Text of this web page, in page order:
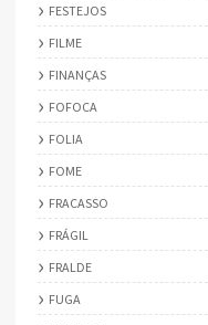
FESTEJOS
FILME
FINANÇAS
FOFOCA
FOLIA
FOME
FRACASSO
FRÁGIL
FRALDE
FUGA